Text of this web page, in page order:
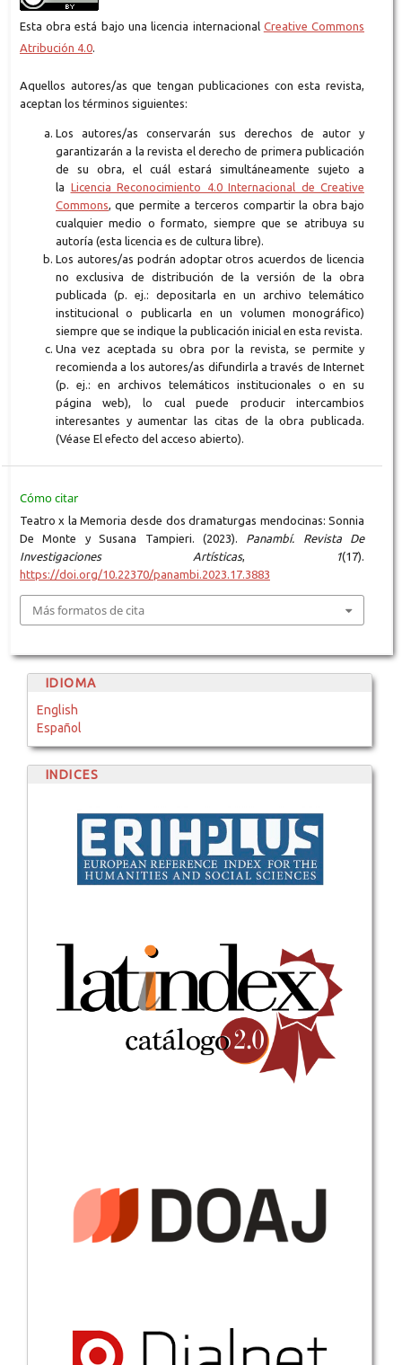
Esta obra está bajo una licencia internacional Creative Commons
Atribución 4.0.
Aquellos autores/as que tengan publicaciones con esta revista,
aceptan los términos siguientes:
Los autores/as conservarán sus derechos de autor y
garantizarán a la revista el derecho de primera publicación
de su obra, el cuál estará simultáneamente sujeto a
la Licencia Reconocimiento 4.0 Internacional de Creative
Commons, que permite a terceros compartir la obra bajo
cualquier medio o formato, siempre que se atribuya su
autoría (esta licencia es de cultura libre).
Los autores/as podrán adoptar otros acuerdos de licencia
no exclusiva de distribución de la versión de la obra
publicada (p. ej.: depositarla en un archivo telemático
institucional o publicarla en un volumen monográfico)
siempre que se indique la publicación inicial en esta revista.
Una vez aceptada su obra por la revista, se permite y
recomienda a los autores/as difundirla a través de Internet
(p. ej.: en archivos telemáticos institucionales o en su
página web), lo cual puede producir intercambios
interesantes y aumentar las citas de la obra publicada.
(Véase El efecto del acceso abierto).
Cómo citar
Teatro x la Memoria desde dos dramaturgas mendocinas: Sonnia
De Monte y Susana Tampieri. (2023). Panambí. Revista De
Investigaciones Artísticas, 1(17).
https://doi.org/10.22370/panambi.2023.17.3883
Más formatos de cita
IDIOMA
English
Español
INDICES